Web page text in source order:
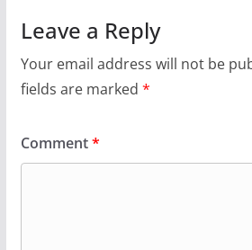
Leave a Reply
Your email address will not be
fields are marked *
Comment*